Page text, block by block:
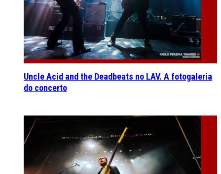
Uncle Acid and the Deadbeats no LAV. A fotogaleria
do concerto